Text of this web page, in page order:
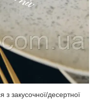
з закусочної/десертної